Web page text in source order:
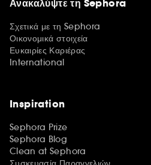
Ανακαλύψτε τη Sephora
Σχετικά με τη Sephora
Οικονομικά στοιχεία
Ευκαιρίες Καριέρας
International
Inspiration
Sephora Prize
Sephora Blog
Clean at Sephora